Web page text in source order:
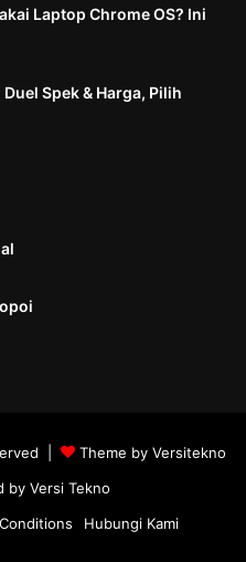
Laptop Chrome OS? Ini
Spek & Harga, Pilih
|
Theme by Versitekno
by Versi Tekno
Hubungi Kami